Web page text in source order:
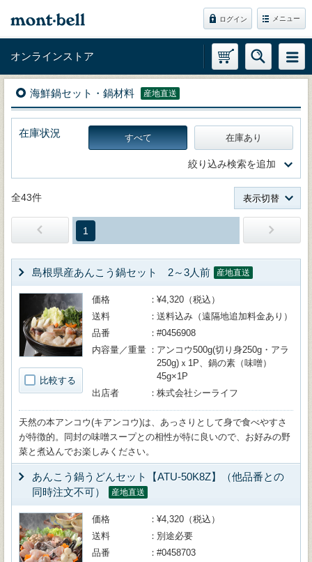
ログイン メニュー
オンラインストア
海鮮鍋セット・鍋材料 産地直送
在庫状況 すべて 在庫あり
絞り込み検索を追加
全43件 表示切替
1
島根県産あんこう鍋セット 2～3人前 産地直送
比較する
価格
¥4,320（税込）
送料
送料込み（遠隔地追加料金あり）
品番
#0456908
内容量／重量
アンコウ500g(切り身250g・アラ
250g)ｘ1P、鍋の素（味噌）
45g×1P
出店者
株式会社シーライフ
天然の本アンコウ(キアンコウ)は、あっさりとして身で食べやすさ
が特徴的。同封の味噌スープとの相性が特に良いので、お好みの野
菜と煮込んでお楽しみください。
あんこう鍋うどんセット【ATU-50K8Z】（他品番との
同時注文不可）
産地直送
価格
¥4,320（税込）
送料
別途必要
品番
#0458703